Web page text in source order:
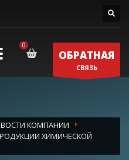
ОБРАТНАЯ
СВЯЗЬ
КОМПАНИИ
ХИМИЧЕСКОЙ